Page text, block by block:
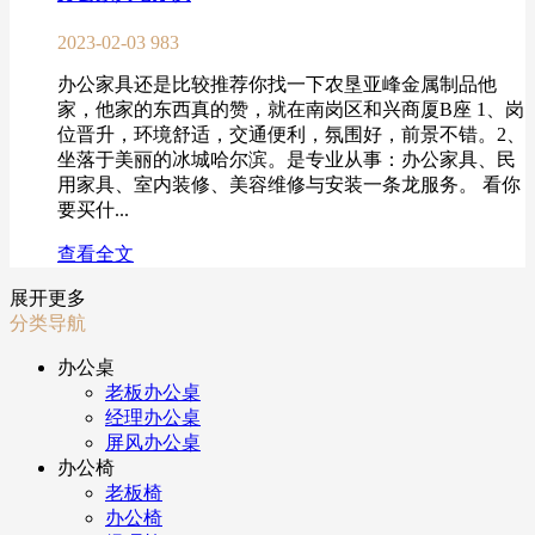
2023-02-03 983
办公家具还是比较推荐你找一下农垦亚峰金属制品他
家，他家的东西真的赞，就在南岗区和兴商厦B座 1、岗
位晋升，环境舒适，交通便利，氛围好，前景不错。2、
坐落于美丽的冰城哈尔滨。是专业从事：办公家具、民
用家具、室内装修、美容维修与安装一条龙服务。 看你
要买什...
查看全文
展开更多
分类导航
办公桌
老板办公桌
经理办公桌
屏风办公桌
办公椅
老板椅
办公椅